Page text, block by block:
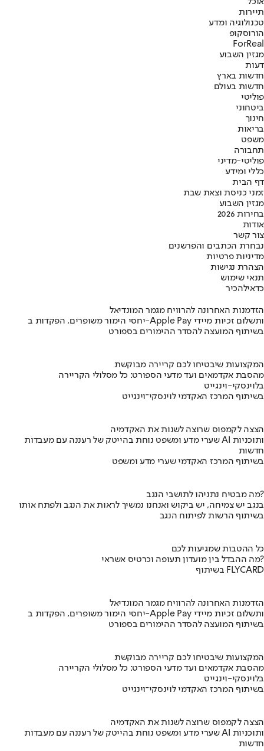
תיירות
טכנולוגיה ומדע
הורוסקופ
ForReal
מגזין השבוע
דעות
חדשות בארץ
חדשות בעולם
פוליטי
ביטחוני
חינוך
בריאות
משפט
תחבורה
פוליטי-מדיני
כללי ומידע
דף הבית
זמני כניסת וצאת שבת
מגזין השבוע
בחירות 2026
אודות
צור קשר
נבחרת הכתבים והפרשנים
מדיניות פרטיות
הצהרת נגישות
תנאי שימוש
כדאילהכיר
הזדמנות האחרונה להרוויח מגמר המונדיאל
יחסי הימור משופרים, הפקדות ב-Apple Pay ותשלום זכיות מיידי
בשיתוף המועצה להסדר ההימורים בספורט
המקצועות שיבטיחו לכם קריירה מבוקשת
מהסבת אקדמאים ועד מדעי הספורט: כל מסלולי הקריירה
בלוינסקי-וינגייט
בשיתוף המרכז האקדמי לוינסקי־וינגייט
הצצה לקמפוס שרוצה לשנות את האקדמיה
שערי מדע ומשפט נוחת בהייטק של רעננה עם מעבדות AI ותוכניות
חדשות
בשיתוף המרכז האקדמי שערי מדע ומשפט
מה מבטיח נתניהו לתושבי הנגב?
בנגב יש צמיחה, יש ביקוש ואנחנו נמשיך לראות את הנגב ולפתח אותו
בשיתוף הרשות לפיתוח הנגב
כל ההטבות שמגיעות לכם
מה ההבדל בין מועדון תעופה וכרטיס אשראי?
בשיתוף FLYCARD
הזדמנות האחרונה להרוויח מגמר המונדיאל
יחסי הימור משופרים, הפקדות ב-Apple Pay ותשלום זכיות מיידי
בשיתוף המועצה להסדר ההימורים בספורט
המקצועות שיבטיחו לכם קריירה מבוקשת
מהסבת אקדמאים ועד מדעי הספורט: כל מסלולי הקריירה
בלוינסקי-וינגייט
בשיתוף המרכז האקדמי לוינסקי־וינגייט
הצצה לקמפוס שרוצה לשנות את האקדמיה
שערי מדע ומשפט נוחת בהייטק של רעננה עם מעבדות AI ותוכניות
חדשות